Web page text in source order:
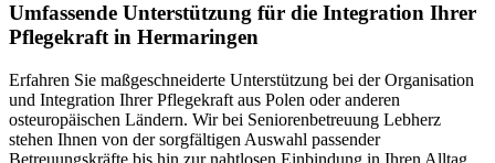
Umfassende Unterstützung für die Integration Ihrer
Pflegekraft in Hermaringen
Erfahren Sie maßgeschneiderte Unterstützung bei der Organisation
und Integration Ihrer Pflegekraft aus Polen oder anderen
osteuropäischen Ländern. Wir bei Seniorenbetreuung Lebherz
stehen Ihnen von der sorgfältigen Auswahl passender
Betreuungskräfte bis hin zur nahtlosen Einbindung in Ihren Alltag